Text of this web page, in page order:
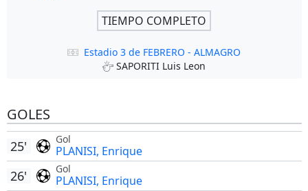
TIEMPO COMPLETO
Estadio 3 de FEBRERO - ALMAGRO
SAPORITI Luis Leon
GOLES
Gol
PLANISI, Enrique
25'
Gol
PLANISI, Enrique
26'